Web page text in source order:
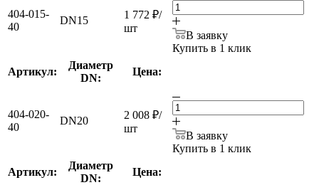
404-015-
40
DN15 1 772 ₽/
шт
В заявку
Купить в 1 клик
Артикул:
Диаметр
DN:
Цена:
404-020-
40
DN20 2 008 ₽/
шт
В заявку
Купить в 1 клик
Артикул:
Диаметр
DN:
Цена: